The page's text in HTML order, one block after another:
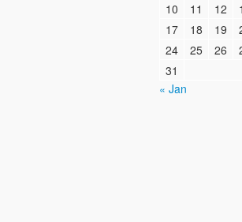
10
11 12
17
18 19
24
25 26
31
« Jan